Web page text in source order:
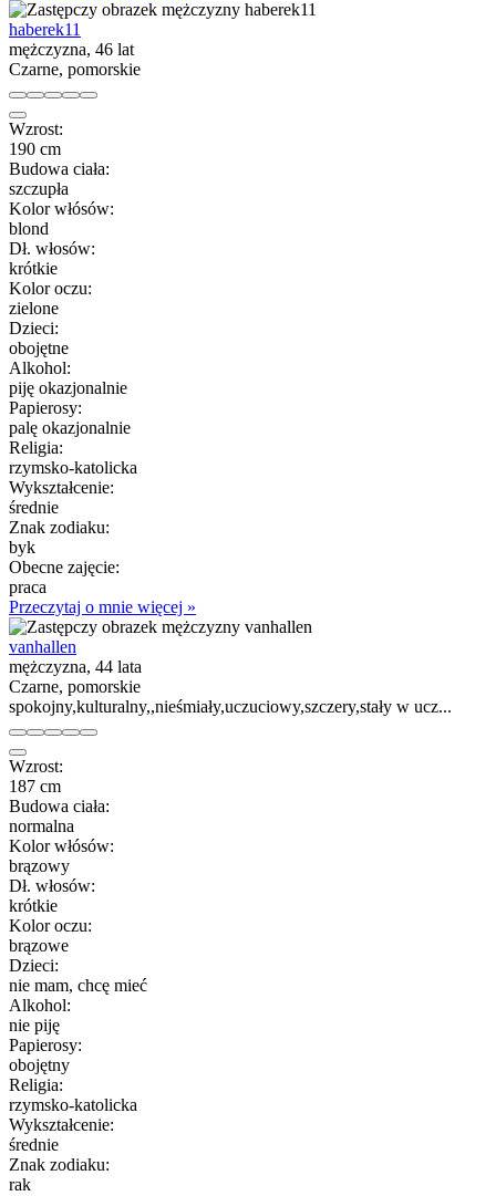
haberek11
mężczyzna, 46 lat
Czarne, pomorskie
Wzrost:
190 cm
Budowa ciała:
szczupła
Kolor włósów:
blond
Dł. włosów:
krótkie
Kolor oczu:
zielone
Dzieci:
obojętne
Alkohol:
piję okazjonalnie
Papierosy:
palę okazjonalnie
Religia:
rzymsko-katolicka
Wykształcenie:
średnie
Znak zodiaku:
byk
Obecne zajęcie:
praca
Przeczytaj o mnie więcej »
vanhallen
mężczyzna, 44 lata
Czarne, pomorskie
spokojny,kulturalny,,nieśmiały,uczuciowy,szczery,stały w ucz...
Wzrost:
187 cm
Budowa ciała:
normalna
Kolor włósów:
brązowy
Dł. włosów:
krótkie
Kolor oczu:
brązowe
Dzieci:
nie mam, chcę mieć
Alkohol:
nie piję
Papierosy:
obojętny
Religia:
rzymsko-katolicka
Wykształcenie:
średnie
Znak zodiaku:
rak